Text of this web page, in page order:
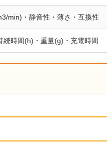
min)・静音性・薄さ・互換性
続時間(h)・重量(g)・充電時間